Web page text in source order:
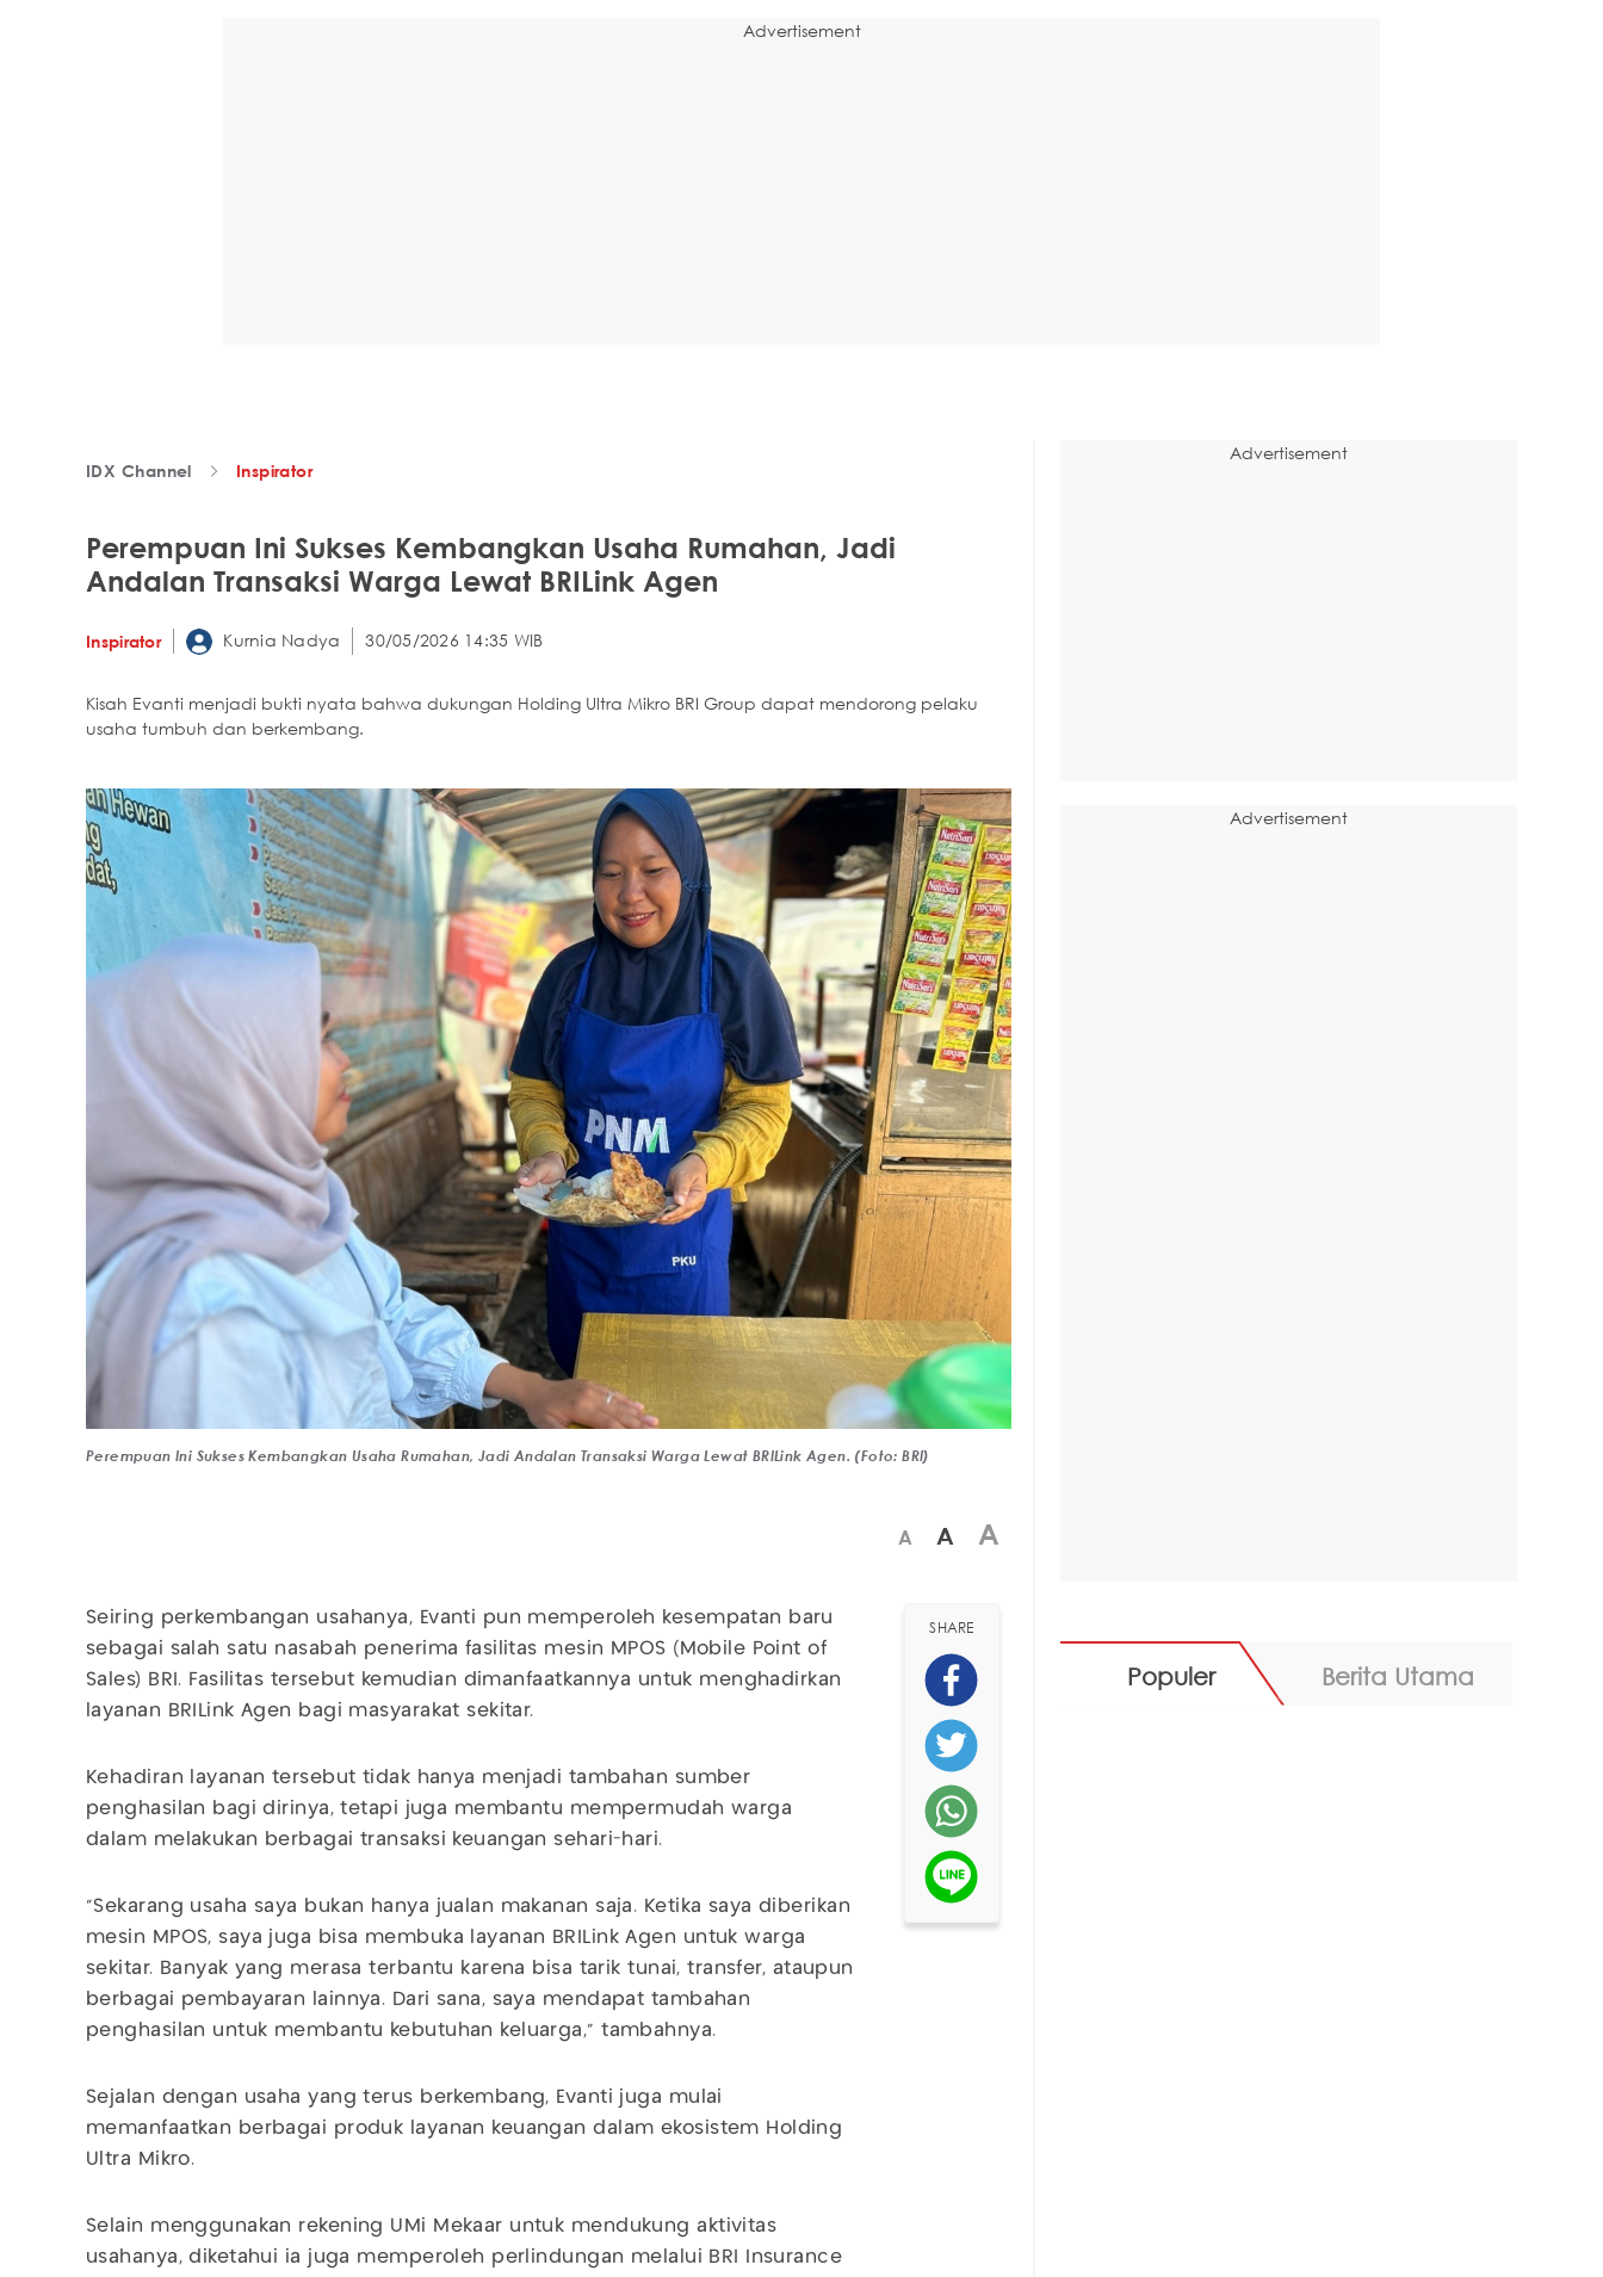
Advertisement
IDX Channel Inspirator
Perempuan Ini Sukses Kembangkan Usaha Rumahan, Jadi
Andalan Transaksi Warga Lewat BRILink Agen
Inspirator Kurnia Nadya 30/05/2026 14:35 WIB
Kisah Evanti menjadi bukti nyata bahwa dukungan Holding Ultra Mikro BRI Group dapat mendorong pelaku
usaha tumbuh dan berkembang.
Perempuan Ini Sukses Kembangkan Usaha Rumahan, Jadi Andalan Transaksi Warga Lewat BRILink Agen. (Foto: BRI)
A A A
Seiring perkembangan usahanya, Evanti pun memperoleh kesempatan baru
sebagai salah satu nasabah penerima fasilitas mesin MPOS (Mobile Point of
Sales) BRI. Fasilitas tersebut kemudian dimanfaatkannya untuk menghadirkan
layanan BRILink Agen bagi masyarakat sekitar.
Kehadiran layanan tersebut tidak hanya menjadi tambahan sumber
penghasilan bagi dirinya, tetapi juga membantu mempermudah warga
dalam melakukan berbagai transaksi keuangan sehari-hari.
“Sekarang usaha saya bukan hanya jualan makanan saja. Ketika saya diberikan
mesin MPOS, saya juga bisa membuka layanan BRILink Agen untuk warga
sekitar. Banyak yang merasa terbantu karena bisa tarik tunai, transfer, ataupun
berbagai pembayaran lainnya. Dari sana, saya mendapat tambahan
penghasilan untuk membantu kebutuhan keluarga,” tambahnya.
Sejalan dengan usaha yang terus berkembang, Evanti juga mulai
memanfaatkan berbagai produk layanan keuangan dalam ekosistem Holding
Ultra Mikro.
Selain menggunakan rekening UMi Mekaar untuk mendukung aktivitas
usahanya, diketahui ia juga memperoleh perlindungan melalui BRI Insurance
SHARE
Advertisement
Advertisement
Populer Berita Utama